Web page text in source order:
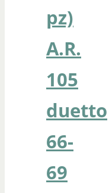
pz)
A.R.
105
duetto
66-
69